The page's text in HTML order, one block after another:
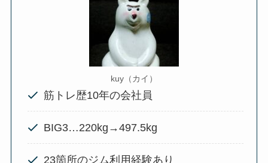
kuy（カイ）
筋トレ歴10年の会社員
BIG3…220kg→497.5kg
23箇所のジム利用経験あり